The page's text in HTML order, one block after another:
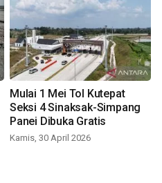
Mulai 1 Mei Tol Kutepat
Seksi 4 Sinaksak-Simpang
Panei Dibuka Gratis
Kamis, 30 April 2026